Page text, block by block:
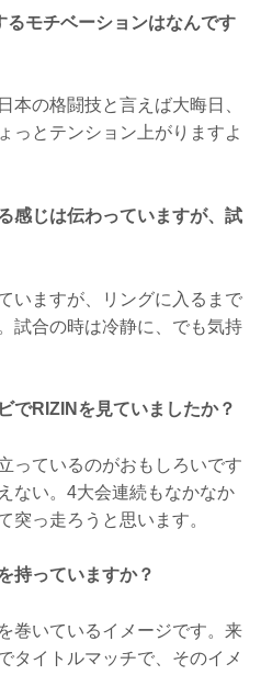
モチベーションはなんです
本の格闘技と言えば大晦日、
っとテンション上がりますよ
じは伝わっていますが、試
いますが、リングに入るまで
試合の時は冷静に、でも気持
RIZINを見ていましたか？
っているのがおもしろいです
ない。4大会連続もなかなか
突っ走ろうと思います。
っていますか？
巻いているイメージです。来
タイトルマッチで、そのイメ